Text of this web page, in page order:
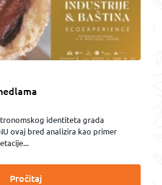
identiteta grada
ovaj bred analizira kao primer
Pročitaj